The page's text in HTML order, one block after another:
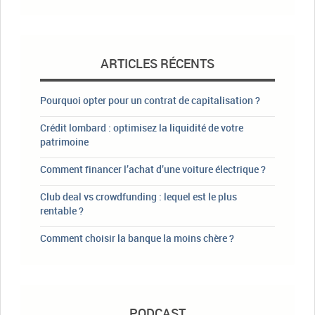
ARTICLES RÉCENTS
Pourquoi opter pour un contrat de capitalisation ?
Crédit lombard : optimisez la liquidité de votre
patrimoine
Comment financer l’achat d’une voiture électrique ?
Club deal vs crowdfunding : lequel est le plus
rentable ?
Comment choisir la banque la moins chère ?